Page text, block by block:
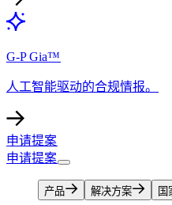
G-P Gia™​​
人工智能驱动的合规情报。​​
申请提案​​
申请提案​​
产品​​ 解决方案​​ 国